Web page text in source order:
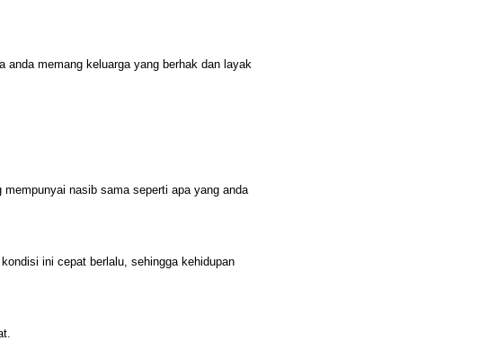
anda memang keluarga yang berhak dan layak
nasib sama seperti apa yang anda
ini cepat berlalu, sehingga kehidupan